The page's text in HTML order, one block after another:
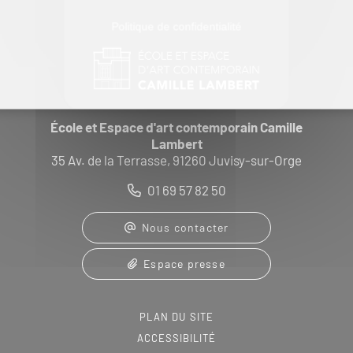
École et Espace d'art contemporain Camille
Lambert
35 Av. de la Terrasse, 91260 Juvisy-sur-Orge
01 69 57 82 50
Nous contacter
Espace presse
PLAN DU SITE
ACCESSIBILITÉ